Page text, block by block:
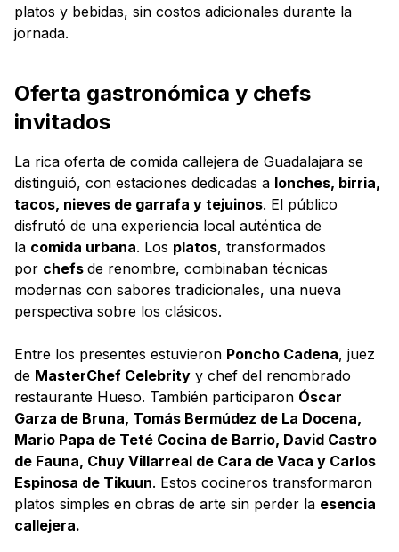
platos y bebidas, sin costos adicionales durante la
jornada.
Oferta gastronómica y chefs
invitados
La rica oferta de comida callejera de Guadalajara se
distinguió, con estaciones dedicadas a lonches, birria,
tacos, nieves de garrafa y tejuinos. El público
disfrutó de una experiencia local auténtica de
la comida urbana. Los platos, transformados
por chefs de renombre, combinaban técnicas
modernas con sabores tradicionales, una nueva
perspectiva sobre los clásicos.
Entre los presentes estuvieron Poncho Cadena, juez
de MasterChef Celebrity y chef del renombrado
restaurante Hueso. También participaron Óscar
Garza de Bruna, Tomás Bermúdez de La Docena,
Mario Papa de Teté Cocina de Barrio, David Castro
de Fauna, Chuy Villarreal de Cara de Vaca y Carlos
Espinosa de Tikuun. Estos cocineros transformaron
platos simples en obras de arte sin perder la esencia
callejera.